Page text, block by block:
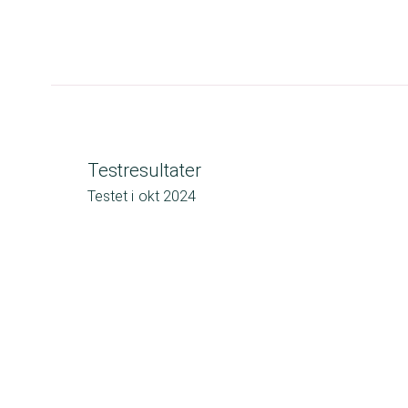
Testresultater
Testet i okt 2024